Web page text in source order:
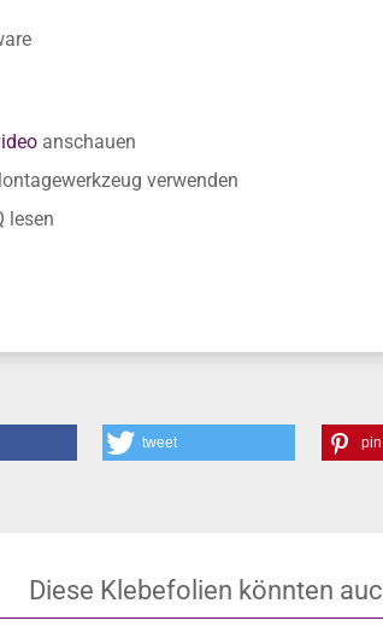
anschauen
verwenden
lesen
tweet
Diese Klebefolien könnten